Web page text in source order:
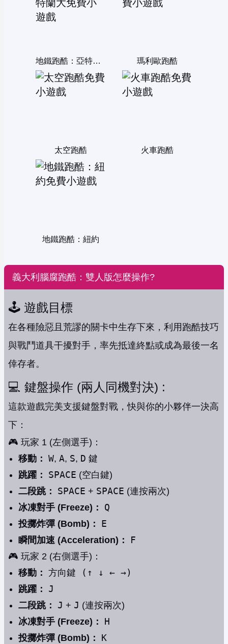
地鐵跑酷：亞特蘭大 瑪利歐跑酷
太空跑酷 火車跑酷
地鐵跑酷：紐約
義大利腦腐跑酷：雙人版怎麼操作?
🕹️ 遊戲目標
在各種險惡且荒謬的關卡中生存下來，利用跑酷技巧
與戰鬥道具干擾對手，率先抵達終點或成為最後一名
倖存者。
💻 鍵盤操作 (兩人同機對決) :
這款遊戲完美支援鍵盤對戰，快與你的小夥伴一決高
下：
🎮 玩家 1 (左側選手)：
移動： W, A, S, D 鍵
跳躍：
SPACE (空白鍵)
二段跳：
SPACE + SPACE (連按兩次)
冰凍對手 (Freeze)：
Q
投擲炸彈 (Bomb)： E
瞬間加速 (Acceleration)： F
🎮 玩家 2 (右側選手)：
移動： 方向鍵 (↑ ↓ ← →)
跳躍： J
二段跳： J + J (連按兩次)
冰凍對手 (Freeze)：
H
投擲炸彈 (Bomb)： K